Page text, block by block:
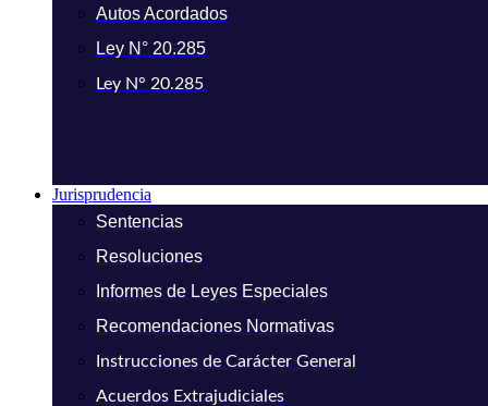
Autos Acordados
Ley N° 20.285
Ley N° 20.285
Jurisprudencia
Sentencias
Resoluciones
Informes de Leyes Especiales
Recomendaciones Normativas
Instrucciones de Carácter General
Acuerdos Extrajudiciales